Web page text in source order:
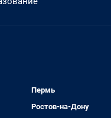
Пермь
Ростов-на-Дону